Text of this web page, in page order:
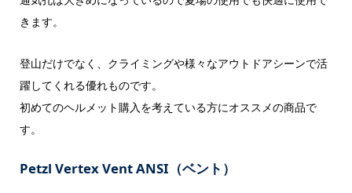
きます。
登山だけでなく、クライミングや様々なアウトドアシーンで活
躍してくれる優れものです。
初めてのヘルメット購入を考えている方にオススメの商品で
す。
Petzl Vertex Vent ANSI（ベント）